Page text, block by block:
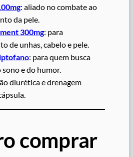
: aliado no combate ao
da pele.
300mg: para
de unhas, cabelo e pele.
: para quem busca
e do humor.
diurética e drenagem
comprar